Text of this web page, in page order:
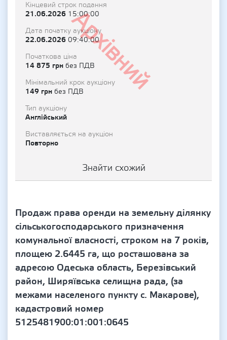
Архівний
Кінцевий строк подання
21.06.2026 15:00:00
Дата початку аукціону
22.06.2026 09:40:00
Початкова ціна
14 875 грн без ПДВ
Мінімальний крок аукціону
149 грн без ПДВ
Тип аукціону
Англійський
Виставляється на аукціон
Повторно
Знайти схожий
Продаж права оренди на земельну ділянку
сільськогосподарського призначення
комунальної власності, строком на 7 років,
площею 2.6445 га, що росташована за
адресою Одеська область, Березівський
район, Ширяївська селищна рада, (за
межами населеного пункту с. Макарове),
кадастровий номер
5125481900:01:001:0645